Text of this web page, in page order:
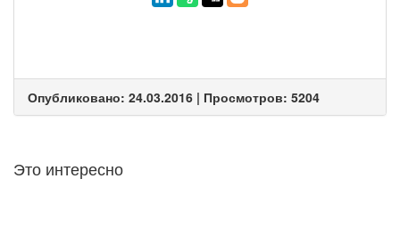
Опубликовано: 24.03.2016 | Просмотров: 5204
Это интересно